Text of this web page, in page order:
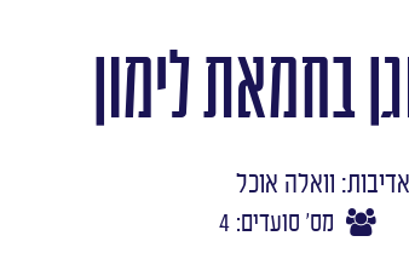
בחמאת לימון
וואלה אוכל
מס' סועדים: 4